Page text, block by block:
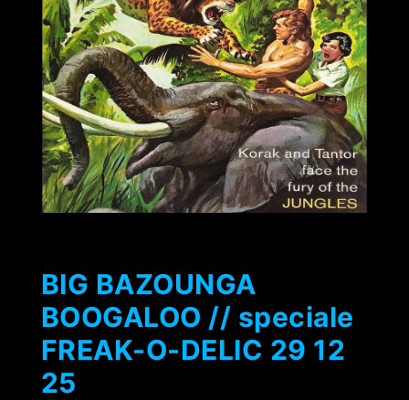
BIG BAZOUNGA
BOOGALOO // speciale
FREAK-O-DELIC 29 12
25